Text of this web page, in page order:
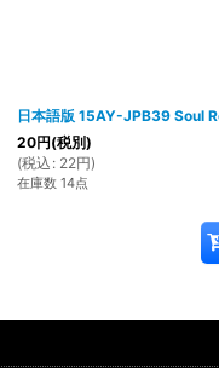
日本語版 15AY-JPB39 Soul
20円(税別)
(税込 : 22円)
在庫数 14点